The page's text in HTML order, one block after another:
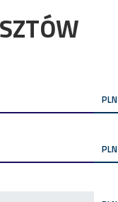
PLN
PLN